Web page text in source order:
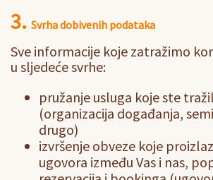
3. Svrha dobivenih podataka
Sve informacije koje zatražimo
u sljedeće svrhe:
pružanje usluga koje ste
(organizacija događanja,
drugo)
izvršenje obveze koje
ugovora između Vas i nas,